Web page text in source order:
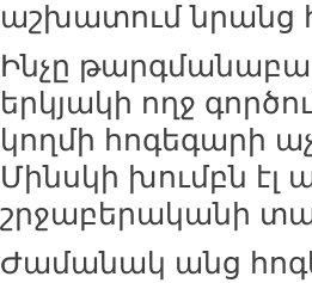
աշխատում նրանց
Ինչը
երկյակի ողջ
կողմի հոգեգարի
Մինսկի խումբն
շրջաբերականի
Ժամանակ անց